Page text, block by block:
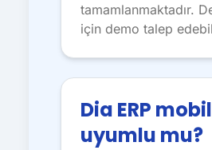
tamamlanmaktadır.
için demo talep
Dia ERP mobil
uyumlu mu?